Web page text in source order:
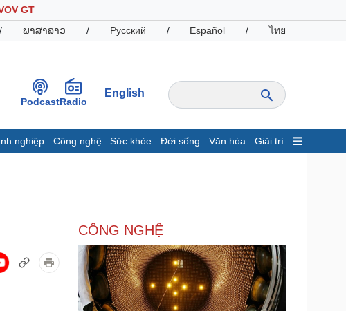
GT
/ ພາສາລາວ / Русский / Español / ไทย
PodcastRadio
English
nghiệp Công nghệ Sức khỏe Đời sống Văn hóa Giải trí
Giá cà phê
Doanh nghiệp
Thông tin doanh nghiệp
Công nghệ
Sành điệu
CÔNG NGHỆ